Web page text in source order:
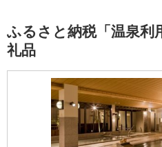
ふるさと納税「温泉利
礼品